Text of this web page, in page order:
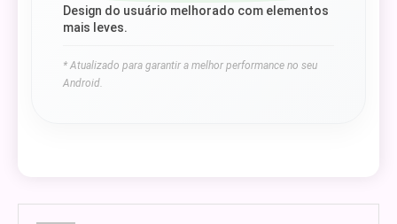
Design do usuário melhorado com elementos
mais leves.
* Atualizado para garantir a melhor performance no seu
Android.